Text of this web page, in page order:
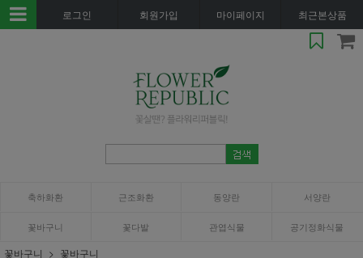
로그인 회원가입 마이페이지 최근본상품
축하화환 근조화환 동양란 서양란
꽃바구니 꽃다발 관엽식물 공기정화식물
꽃바구니 꽃바구니